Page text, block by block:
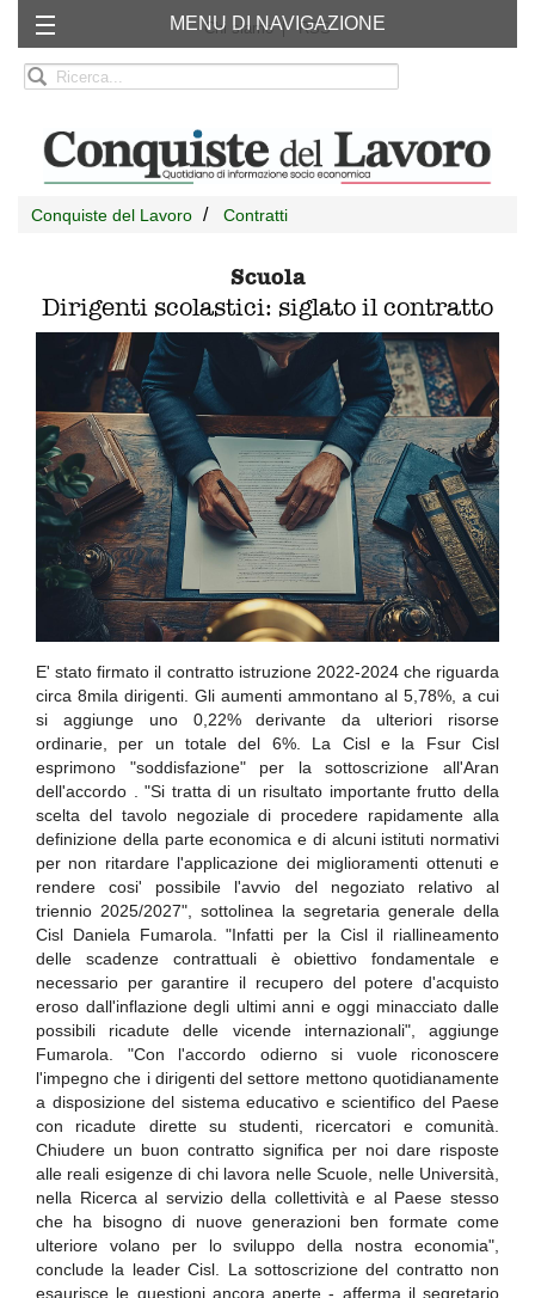
Chi siamo RSS
MENU DI NAVIGAZIONE
Conquiste del Lavoro Contratti
Scuola
Dirigenti scolastici: siglato il contratto
E' stato firmato il contratto istruzione 2022-2024 che riguarda
circa 8mila dirigenti. Gli aumenti ammontano al 5,78%, a cui
si aggiunge uno 0,22% derivante da ulteriori risorse
ordinarie, per un totale del 6%. La Cisl e la Fsur Cisl
esprimono "soddisfazione" per la sottoscrizione all'Aran
dell'accordo . "Si tratta di un risultato importante frutto della
scelta del tavolo negoziale di procedere rapidamente alla
definizione della parte economica e di alcuni istituti normativi
per non ritardare l'applicazione dei miglioramenti ottenuti e
rendere cosi' possibile l'avvio del negoziato relativo al
triennio 2025/2027", sottolinea la segretaria generale della
Cisl Daniela Fumarola. "Infatti per la Cisl il riallineamento
delle scadenze contrattuali è obiettivo fondamentale e
necessario per garantire il recupero del potere d'acquisto
eroso dall'inflazione degli ultimi anni e oggi minacciato dalle
possibili ricadute delle vicende internazionali", aggiunge
Fumarola. "Con l'accordo odierno si vuole riconoscere
l'impegno che i dirigenti del settore mettono quotidianamente
a disposizione del sistema educativo e scientifico del Paese
con ricadute dirette su studenti, ricercatori e comunità.
Chiudere un buon contratto significa per noi dare risposte
alle reali esigenze di chi lavora nelle Scuole, nelle Università,
nella Ricerca al servizio della collettività e al Paese stesso
che ha bisogno di nuove generazioni ben formate come
ulteriore volano per lo sviluppo della nostra economia",
conclude la leader Cisl. La sottoscrizione del contratto non
esaurisce le questioni ancora aperte - afferma il segretario